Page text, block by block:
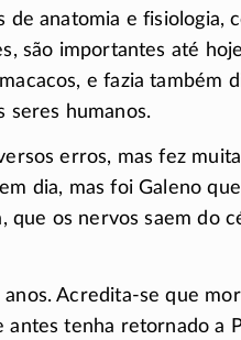
de anatomia e fisiologia,
são importantes até
e fazia também
seres humanos.
erros, mas fez
dia, mas foi Galeno
que os nervos saem do
anos.Acredita-se que
antes tenha retornado a